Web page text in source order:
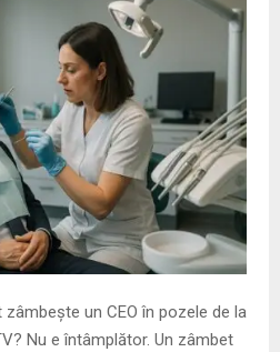
un CEO în pozele de la
Nu e întâmplător. Un zâmbet